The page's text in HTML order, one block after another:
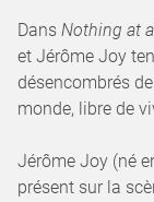
Dans Nothing at
et Jérôme Joy
désencombrés
monde, libre de
Jérôme Joy (né
présent sur la